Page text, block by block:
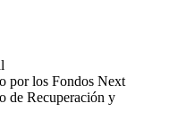
por los Fondos Next
de Recuperación y